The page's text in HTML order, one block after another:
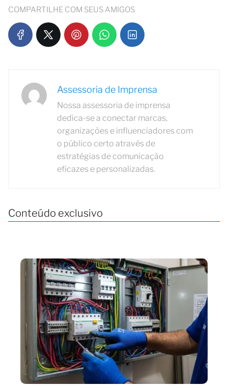
COMPARTILHE COM SEUS AMIGOS
Assessoria de Imprensa
Nossa assessoria de imprensa
dedica-se a conectar marcas,
organizações e influenciadores com
o público certo através de
estratégias de comunicação
eficazes e personalizadas.
Conteúdo exclusivo